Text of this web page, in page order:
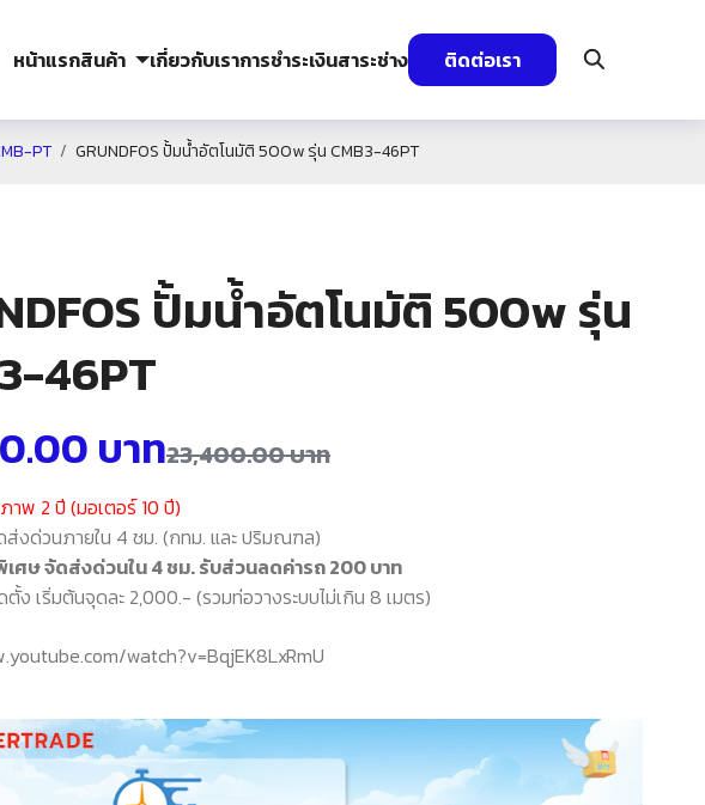
หน้าแรกสินค้า เกี่ยวกับเราการชำระเงินสาระช่าง ติดต่อเรา
PT GRUNDFOS ปั้มน้ำอัตโนมัติ 500w รุ่น CMB3-46PT
ปั้มน้ำอัตโนมัติ 500w รุ่น
46PT
23,400.00บาท
บาท
พ 2 ปี (มอเตอร์ 10 ปี)
ส่งด่วนภายใน 4 ชม. (กทม. และ ปริมณฑล)
เศษ จัดส่งด่วนใน 4 ชม. รับส่วนลดค่ารถ 200 บาท
ง เริ่มต้นจุดละ 2,000.- (รวมท่อวางระบบไม่เกิน 8 เมตร)
watch?v=BqjEK8LxRmU